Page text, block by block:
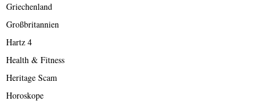
Griechenland
Großbritannien
Hartz 4
Health & Fitness
Heritage Scam
Horoskope